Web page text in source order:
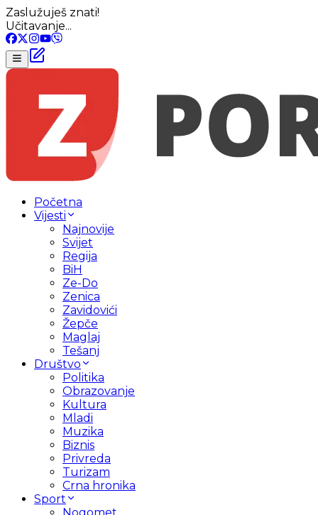
Zaslužuješ znati!
Učitavanje...
Početna
Vijesti
Najnovije
Svijet
Regija
BiH
Ze-Do
Zenica
Zavidovići
Žepče
Maglaj
Tešanj
Društvo
Politika
Obrazovanje
Kultura
Mladi
Muzika
Biznis
Privreda
Turizam
Crna hronika
Sport